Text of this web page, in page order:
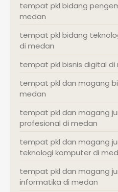
tempat pkl bidang
medan
tempat pkl bidang
di medan
tempat pkl bisnis digital di
tempat pkl dan magang
medan
tempat pkl dan magang
profesional di medan
tempat pkl dan magang
teknologi komputer di
tempat pkl dan magang
informatika di medan